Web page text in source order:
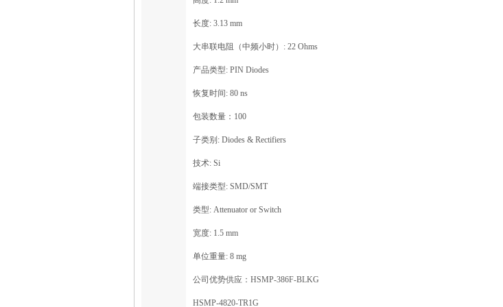
长度: 3.13 mm
大串联电阻（中频小时）: 22 Ohms
产品类型: PIN Diodes
恢复时间: 80 ns
包装数量：100
子类别: Diodes & Rectifiers
技术: Si
端接类型: SMD/SMT
类型: Attenuator or Switch
宽度: 1.5 mm
单位重量: 8 mg
公司优势供应：HSMP-386F-BLKG
HSMP-4820-TR1G